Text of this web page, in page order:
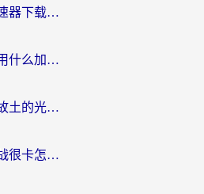
海外崩坏：星穹铁道加速器下载安装：一份给游子的终极网络指南
境外玩航海王热血航线用什么加速器？2026海外玩家实测最优方案（附欧洲问道堡垒前线加速技巧）
在异国他乡，寻找连接故土的光明大陆免费加速器
在海外玩坦克世界闪击战很卡怎么办？老玩家亲测有效的加速器选择指南